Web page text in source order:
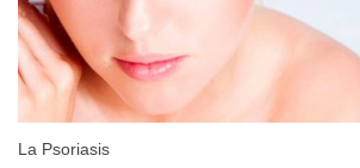
La Psoriasis